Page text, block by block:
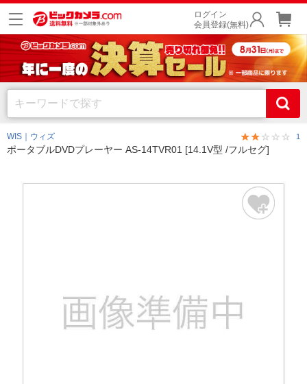
ログイン
会員登録(無料)
WIS｜ウィズ 1
ポータブルDVDプレーヤー AS-14TVR01 [14.1V型 /フルセグ]